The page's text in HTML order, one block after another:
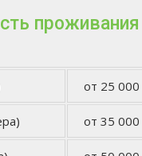
проживания
от 25 000
от 35 000